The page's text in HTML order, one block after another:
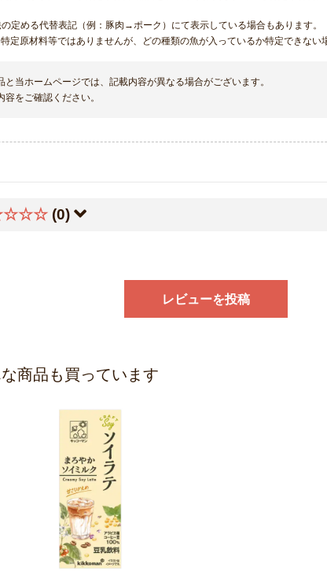
定める代替表記（例：豚肉→ポーク）にて表示している場合もあります。
定原材料等ではありませんが、どの種類の魚が入っているか特定できない
当ホームページでは、記載内容が異なる場合がございます。
をご確認ください。
(0)
レビューを投稿
商品も買っています